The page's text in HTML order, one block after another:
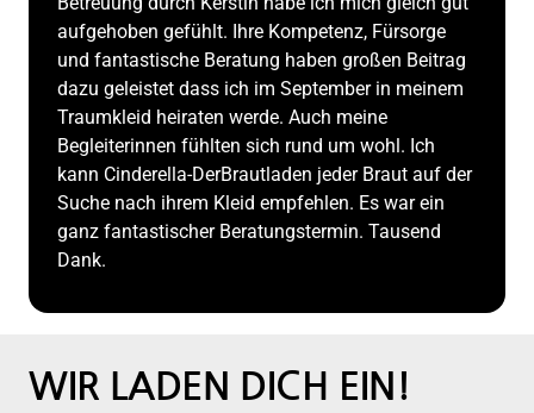
aufgehoben gefühlt. Ihre Kompetenz, Fürsorge
und fantastische Beratung haben großen Beitrag
dazu geleistet dass ich im September in meinem
Traumkleid heiraten werde. Auch meine
Begleiterinnen fühlten sich rund um wohl. Ich
kann Cinderella-DerBrautladen jeder Braut auf der
Suche nach ihrem Kleid empfehlen. Es war ein
ganz fantastischer Beratungstermin. Tausend
Dank.
WIR LADEN DICH EIN!